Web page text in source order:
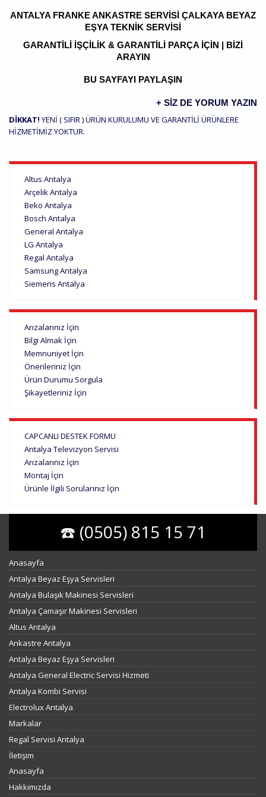
ANTALYA FRANKE ANKASTRE SERVISI ÇALKAYA BEYAZ
EŞYA TEKNIK SERVISI
GARANTILI İŞÇILIK & GARANTILI PARÇA IÇIN | BIZI
ARAYIN
BU SAYFAYI PAYLAŞIN
+ SIZ DE YORUM YAZIN
DİKKAT! YENİ ( SIFIR ) ÜRÜN KURULUMU VE GARANTİLİ ÜRÜNLERE
HİZMETİMİZ YOKTUR.
Altus Antalya
Arçelik Antalya
Beko Antalya
Bosch Antalya
General Antalya
LG Antalya
Regal Antalya
Samsung Antalya
Siemens Antalya
Arızalarınız İçin
Bilgi Almak İçin
Memnuniyet İçin
Önerileriniz İçin
Ürün Durumu Sorgula
Şikayetleriniz İçin
CAPCANLI DESTEK FORMU
Antalya Televizyon Servisi
Arızalarınız İçin
Montaj İçin
Ürünle İlgili Sorularınız İçin
☎️ (0505) 815 15 71
Anasayfa
Antalya Beyaz Eşya Servisleri
Antalya Bulaşık Makinesi Servisleri
Antalya Çamaşır Makinesi Servisleri
Altus Antalya
Ankastre Antalya
Antalya Beyaz Eşya Servisleri
Antalya General Electric Servisi Hizmeti
Antalya Kombi Servisi
Electrolux Antalya
Markalar
Regal Servisi Antalya
İletişim
Anasayfa
Hakkımızda